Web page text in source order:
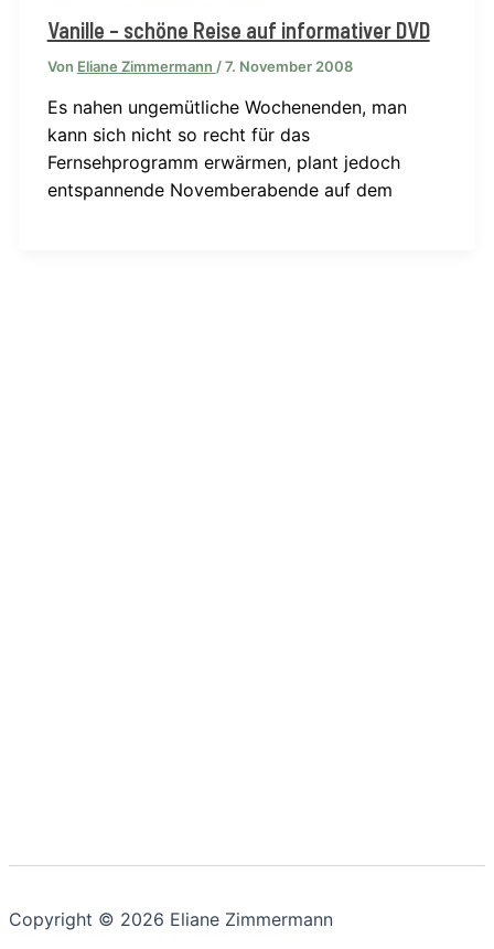
Vanille – schöne Reise auf informativer DVD
Von Eliane Zimmermann /7. November 2008
Es nahen ungemütliche Wochenenden, man
kann sich nicht so recht für das
Fernsehprogramm erwärmen, plant jedoch
entspannende Novemberabende auf dem
Copyright © 2026 Eliane Zimmermann